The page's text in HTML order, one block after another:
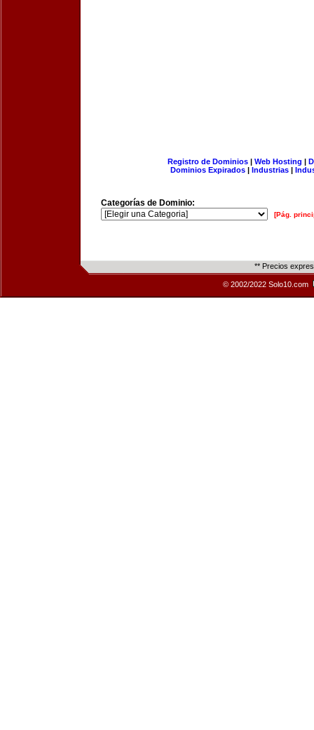
Registro de Dominios| Web Hosting |
Dominios Expirados | Industrias |
Categorías de Dominio:
[Pág.
** Precios
© 2002/2022 Solo10.com